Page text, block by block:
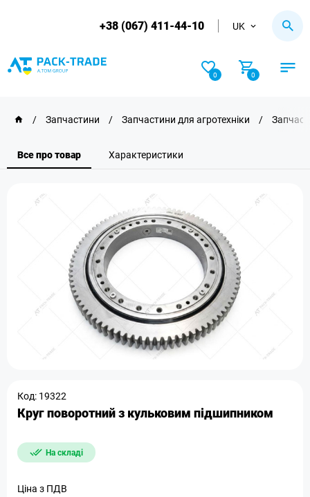
+38 (067) 411-44-10 UK
0 0
/ Запчастини / Запчастини для агротехніки /
Все про товар Характеристики
Код: 19322
Круг поворотний з кульковим підшипником
На складі
Ціна з ПДВ